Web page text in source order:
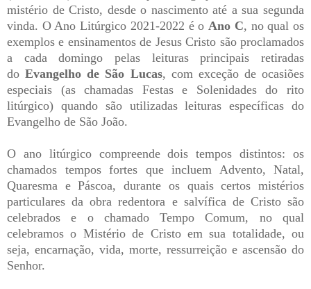
mistério de Cristo, desde o nascimento até a sua segunda
vinda. O Ano Litúrgico 2021-2022 é o Ano C, no qual os
exemplos e ensinamentos de Jesus Cristo são proclamados
a cada domingo pelas leituras principais retiradas
doEvangelho de São Lucas, com exceção de ocasiões
especiais (as chamadas Festas e Solenidades do rito
litúrgico) quando são utilizadas leituras específicas do
Evangelho de São João.
O ano litúrgico compreende dois tempos distintos: os
chamados tempos fortes que incluem Advento, Natal,
Quaresma e Páscoa, durante os quais certos mistérios
particulares da obra redentora e salvífica de Cristo são
celebrados e o chamado Tempo Comum, no qual
celebramos o Mistério de Cristo em sua totalidade, ou
seja, encarnação, vida, morte, ressurreição e ascensão do
Senhor.